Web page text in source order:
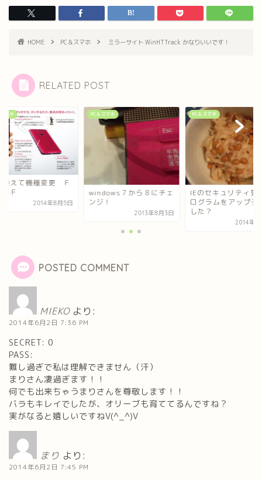
HOME PC＆スマホ ミラーサイト WinHTTrack かなりいいです！
RELATED POST
マホ
換えて機種変更 Ｆ
Ｆ
2014年8月5日
PC＆スマホ
windows７から８にチェ
ンジ！
2013年8月3日
PC＆スマホ
IEのセキュリティ更
ログラムをアップデ
した？
2014年5
POSTED COMMENT
MIEKO より:
2014年6月2日 7:36 PM
SECRET: 0
PASS:
難し過ぎで私は理解できません（汗）
まりさん凄過ぎます！！
何でも出来ちゃうまりさんを尊敬します！！
バラもキレイでしたが、オリーブも育ててるんですね？
実がなると嬉しいですねV(^_^)V
まり より:
2014年6月2日 7:45 PM